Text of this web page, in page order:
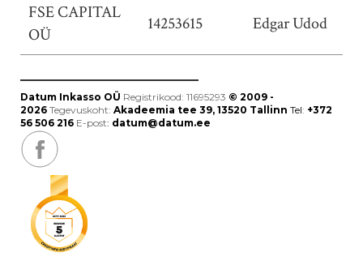
FSE CAPITAL
OÜ
14253615 Edgar Udod
Datum Inkasso OÜ Registrikood: 11695293 © 2009 -
2026 Tegevuskoht: Akadeemia tee 39, 13520 Tallinn Tel: +372
56 506 216 E-post: datum@datum.ee